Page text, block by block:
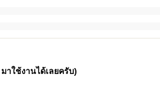
าใช้งานได้เลยครับ)